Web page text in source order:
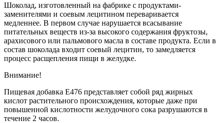
Шоколад, изготовленный на фабрике с продуктами-
заменителями и соевым лецитином переваривается
медленнее. В первом случае нарушается всасывание
питательных веществ из-за высокого содержания фруктозы,
арахисового или пальмового масла в составе продукта. Если в
состав шоколада входит соевый лецитин, то замедляется
процесс расщепления пищи в желудке.
Внимание!
Пищевая добавка E476 представляет собой ряд жирных
кислот растительного происхождения, которые даже при
повышенной кислотности желудочного сока разрушаются в
течение 2 часов.